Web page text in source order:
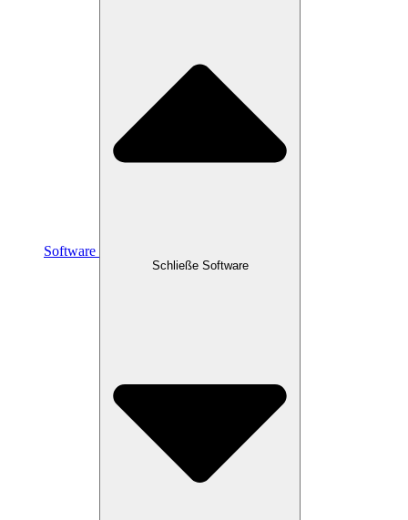
Software
Schließe Software